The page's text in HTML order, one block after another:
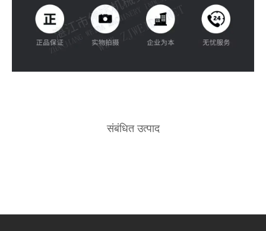
संबंधित उत्पाद